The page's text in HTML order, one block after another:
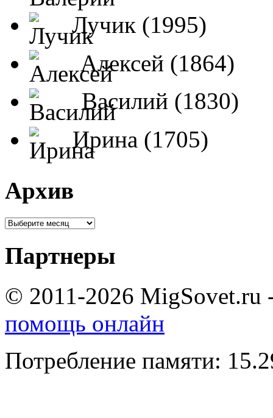
Лучик (1995)
Алексей (1864)
Василий (1830)
Ирина (1705)
Архив
Партнеры
© 2011-2026 MigSovet.ru
помощь онлайн
Потребление памяти: